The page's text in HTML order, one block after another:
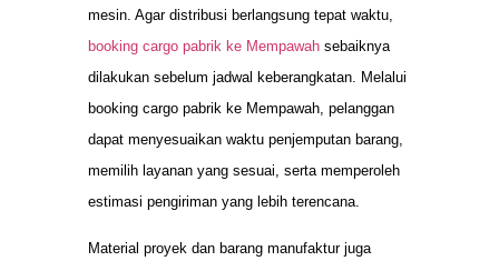
mesin. Agar distribusi berlangsung tepat waktu,
booking cargo pabrik ke Mempawah sebaiknya
dilakukan sebelum jadwal keberangkatan. Melalui
booking cargo pabrik ke Mempawah, pelanggan
dapat menyesuaikan waktu penjemputan barang,
memilih layanan yang sesuai, serta memperoleh
estimasi pengiriman yang lebih terencana.
Material proyek dan barang manufaktur juga